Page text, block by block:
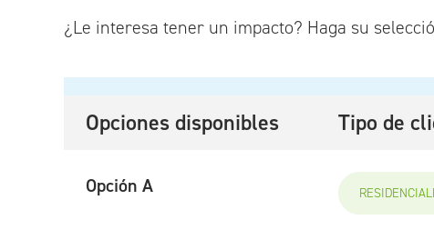
¿Le interesa tener un impacto? Haga su
Opciones disponibles Tipo de
Opción A